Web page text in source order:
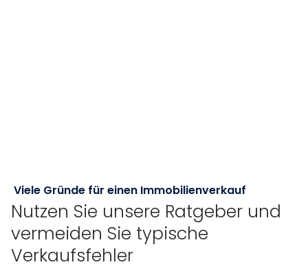
Viele Gründe für einen Immobilienverkauf
Nutzen Sie unsere Ratgeber und
vermeiden Sie typische
Verkaufsfehler